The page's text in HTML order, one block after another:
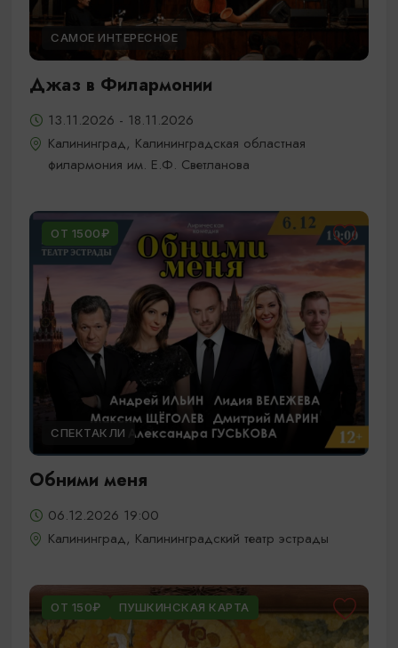
САМОЕ ИНТЕРЕСНОЕ
Джаз в Филармонии
13.11.2026 - 18.11.2026
Калининград, Калининградская областная
филармония им. Е.Ф. Светланова
ОТ 1500₽
СПЕКТАКЛИ
Обними меня
06.12.2026 19:00
Калининград, Калининградский театр эстрады
ОТ 150₽ ПУШКИНСКАЯ КАРТА